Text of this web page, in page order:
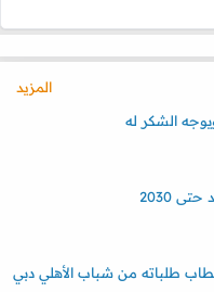
المزيد
الشكر له
2030
طلباته من شباب الأهلي دبي